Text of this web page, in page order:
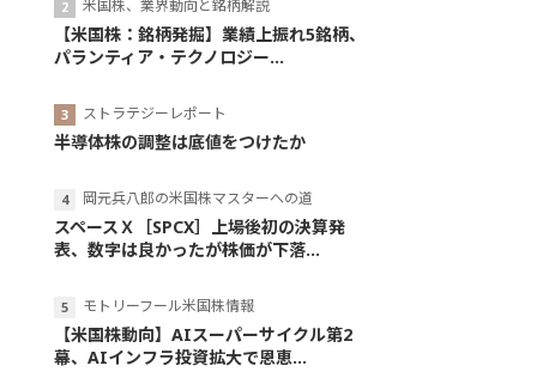
米国株、業界動向と銘柄解説
【米国株：銘柄発掘】業績上振れ5銘柄、
パランティア・テクノロジー...
ストラテジーレポート
半導体株の調整は底値をつけたか
岡元兵八郎の米国株マスターへの道
スペースＸ［SPCX］上場後初の決算発
表、数字は良かったが株価が下落...
モトリーフール米国株情報
【米国株動向】AIスーパーサイクル第2
幕、AIインフラ投資拡大で恩恵...